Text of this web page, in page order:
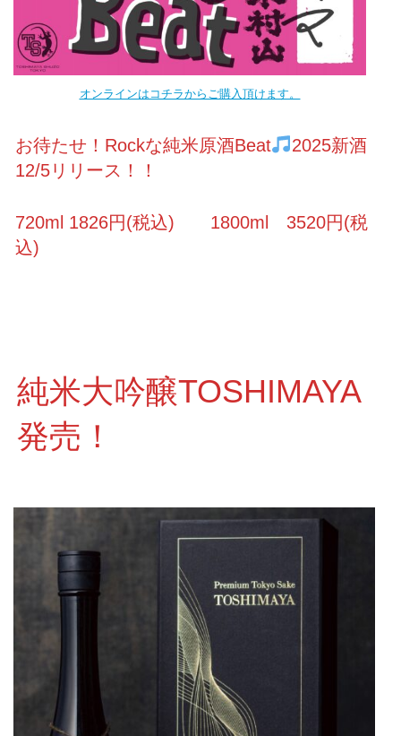
オンラインはコチラからご購入頂けます。
お待たせ！Rockな純米原酒Beat
2025新酒
12/5リリース！！
720ml 1826円(税込) 1800ml 3520円(税
込)
純米大吟醸TOSHIMAYA
発売！